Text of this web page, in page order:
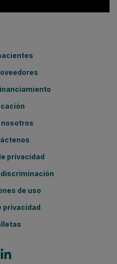
nosotros
privacidad
discriminación
de uso
privacidad